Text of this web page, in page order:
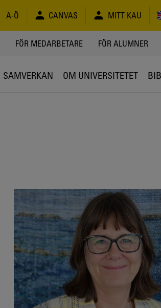
A-Ö CANVAS MITT KAU
FÖR MEDARBETARE FÖR ALUMNER
SAMVERKAN OM UNIVERSITETET